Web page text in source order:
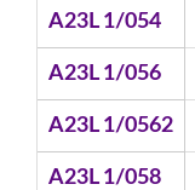
A23L 1/054
A23L 1/056
A23L 1/0562
A23L 1/058